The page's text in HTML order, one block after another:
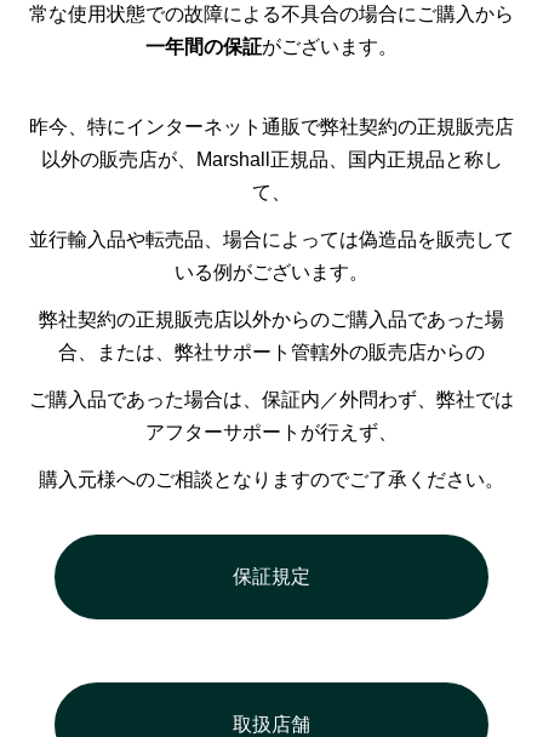
常な使用状態での故障による不具合の場合にご購入から
一年間の保証がございます。
昨今、特にインターネット通販で弊社契約の正規販売店
以外の販売店が、Marshall正規品、国内正規品と称し
て、
並行輸入品や転売品、場合によっては偽造品を販売して
いる例がございます。
弊社契約の正規販売店以外からのご購入品であった場
合、または、弊社サポート管轄外の販売店からの
ご購入品であった場合は、保証内／外問わず、弊社では
アフターサポートが行えず、
購入元様へのご相談となりますのでご了承ください。
保証規定
取扱店舗